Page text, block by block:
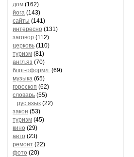
дом (162)
йога (143)
сайты (141)
интересно (131)
заговор (112)
церковь (110)
туризм (81)
англ.яз (70)
блог-оформл. (69)
музыка (65)
гороскоп (62)
словарь (55)
рус.язык (22)
закон (53)
туризм (45)
кино (29)
авто (23)
ремонт (22)
фото (20)